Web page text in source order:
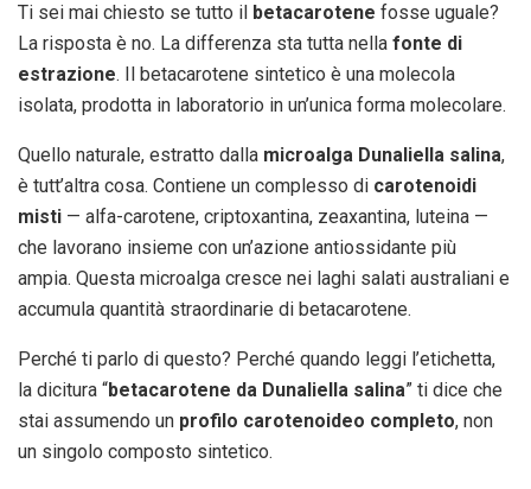
Ti sei mai chiesto se tutto il betacarotene fosse uguale?
La risposta è no. La differenza sta tutta nella fonte di
estrazione. Il betacarotene sintetico è una molecola
isolata, prodotta in laboratorio in un’unica forma molecolare.
Quello naturale, estratto dalla microalga Dunaliella salina,
è tutt’altra cosa. Contiene un complesso di carotenoidi
misti — alfa-carotene, criptoxantina, zeaxantina, luteina —
che lavorano insieme con un’azione antiossidante più
ampia. Questa microalga cresce nei laghi salati australiani e
accumula quantità straordinarie di betacarotene.
Perché ti parlo di questo? Perché quando leggi l’etichetta,
la dicitura “betacarotene da Dunaliella salina” ti dice che
stai assumendo un profilo carotenoideo completo, non
un singolo composto sintetico.